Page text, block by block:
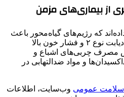
بیماری‌های مزمن
که رژیم‌های گیاه‌محور باعث
کاهش خطر بیماری‌های قلبی، دیابت نوع ۲ و فشار خون بالا
مصرف چربی‌های اشباع و
و مواد ضدالتهابی در
سلامت عمومی وب‌سایت، اطلاعات